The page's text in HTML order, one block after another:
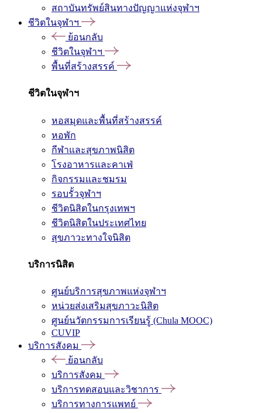
สถาบันทรัพย์สินทางปัญญาแห่งจุฬาฯ
ชีวิตในจุฬาฯ
ย้อนกลับ
ชีวิตในจุฬาฯ
พื้นที่สร้างสรรค์
ชีวิตในจุฬาฯ
หอสมุดและพื้นที่สร้างสรรค์
หอพัก
กีฬาและสุขภาพนิสิต
โรงอาหารและคาเฟ่
กิจกรรมและชมรม
รอบรั้วจุฬาฯ
ชีวิตนิสิตในกรุงเทพฯ
ชีวิตนิสิตในประเทศไทย
สุขภาวะทางใจนิสิต
บริการนิสิต
ศูนย์บริการสุขภาพแห่งจุฬาฯ
หน่วยส่งเสริมสุขภาวะนิสิต
ศูนย์นวัตกรรมการเรียนรู้ (Chula MOOC)
CUVIP
บริการสังคม
ย้อนกลับ
บริการสังคม
บริการทดสอบและวิชาการ
บริการทางการแพทย์